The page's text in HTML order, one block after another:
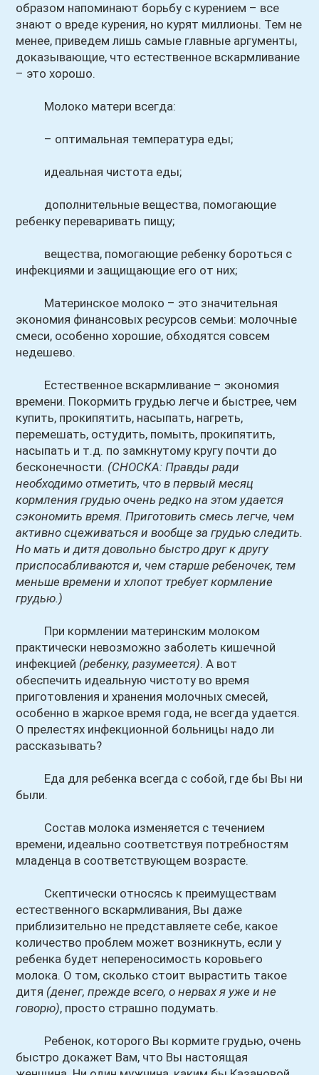
образом напоминают борьбу с курением – все
знают о вреде курения, но курят миллионы. Тем не
менее, приведем лишь самые главные аргументы,
доказывающие, что естественное вскармливание
– это хорошо.
Молоко матери всегда:
– оптимальная температура еды;
идеальная чистота еды;
дополнительные вещества, помогающие
ребенку переваривать пищу;
вещества, помогающие ребенку бороться с
инфекциями и защищающие его от них;
Материнское молоко – это значительная
экономия финансовых ресурсов семьи: молочные
смеси, особенно хорошие, обходятся совсем
недешево.
Естественное вскармливание – экономия
времени. Покормить грудью легче и быстрее, чем
купить, прокипятить, насыпать, нагреть,
перемешать, остудить, помыть, прокипятить,
насыпать и т.д. по замкнутому кругу почти до
бесконечности. (СНОСКА: Правды ради
необходимо отметить, что в первый месяц
кормления грудью очень редко на этом удается
сэкономить время. Приготовить смесь легче, чем
активно сцеживаться и вообще за грудью следить.
Но мать и дитя довольно быстро друг к другу
приспосабливаются и, чем старше ребеночек, тем
меньше времени и хлопот требует кормление
грудью.)
При кормлении материнским молоком
практически невозможно заболеть кишечной
инфекцией (ребенку, разумеется). А вот
обеспечить идеальную чистоту во время
приготовления и хранения молочных смесей,
особенно в жаркое время года, не всегда удается.
О прелестях инфекционной больницы надо ли
рассказывать?
Еда для ребенка всегда с собой, где бы Вы ни
были.
Состав молока изменяется с течением
времени, идеально соответствуя потребностям
младенца в соответствующем возрасте.
Скептически относясь к преимуществам
естественного вскармливания, Вы даже
приблизительно не представляете себе, какое
количество проблем может возникнуть, если у
ребенка будет непереносимость коровьего
молока. О том, сколько стоит вырастить такое
дитя (денег, прежде всего, о нервах я уже и не
говорю), просто страшно подумать.
Ребенок, которого Вы кормите грудью, очень
быстро докажет Вам, что Вы настоящая